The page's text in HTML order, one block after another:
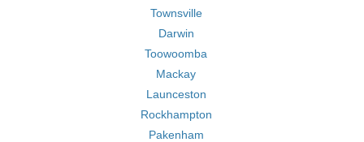
Townsville
Darwin
Toowoomba
Mackay
Launceston
Rockhampton
Pakenham